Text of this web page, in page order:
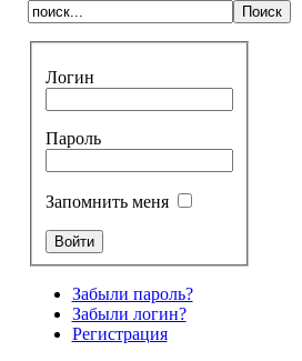
Логин
Пароль
Запомнить меня
Забыли пароль?
Забыли логин?
Регистрация